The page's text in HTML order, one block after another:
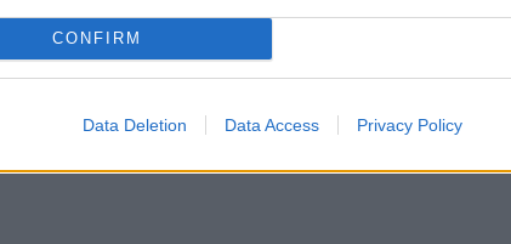
CONFIRM
Data Deletion Data Access Privacy Policy